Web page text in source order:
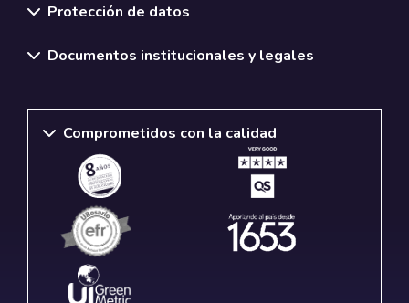
Protección de datos
Documentos institucionales y legales
Comprometidos con la calidad